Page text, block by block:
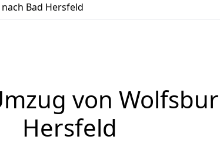
Bad Hersfeld
von
Hersfeld